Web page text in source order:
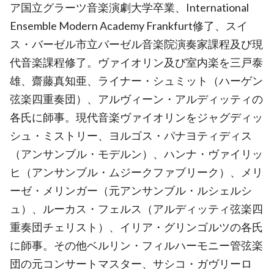
ア国立グラーツ音楽演劇大学卒業、International
Ensemble Modern Academy Frankfurt修了、スイ
ス・バーゼル市立バーゼル音楽院演奏家課程及び現
代音楽課程修了。ヴァイオリン及び室内楽を三戸泰
雄、齋藤真知亜、ライナー・シュミット（ハーゲン
弦楽四重奏団）、アルヴィーン・アルディッティの
各氏に師事。現代音楽ヴァイオリンをジャグディッ
シュ・ミストリー、ヨルゴス・パナヨティディス
（アンサンブル・モデルン）、ハンナ・ヴァイリッ
ヒ（アンサンブル・ムジークファブリーク）、メリ
ーゼ・メリンガー（元アンサンブル・ルシェルシ
ュ）、ルーカス・フェルス（アルディッティ弦楽四
重奏団チェリスト）、イリア・グリンゴルツの各氏
に師事。その他ベルリン・フィルハーモニー管弦楽
団の元コンサートマスター、サシコ・ガヴリーロ